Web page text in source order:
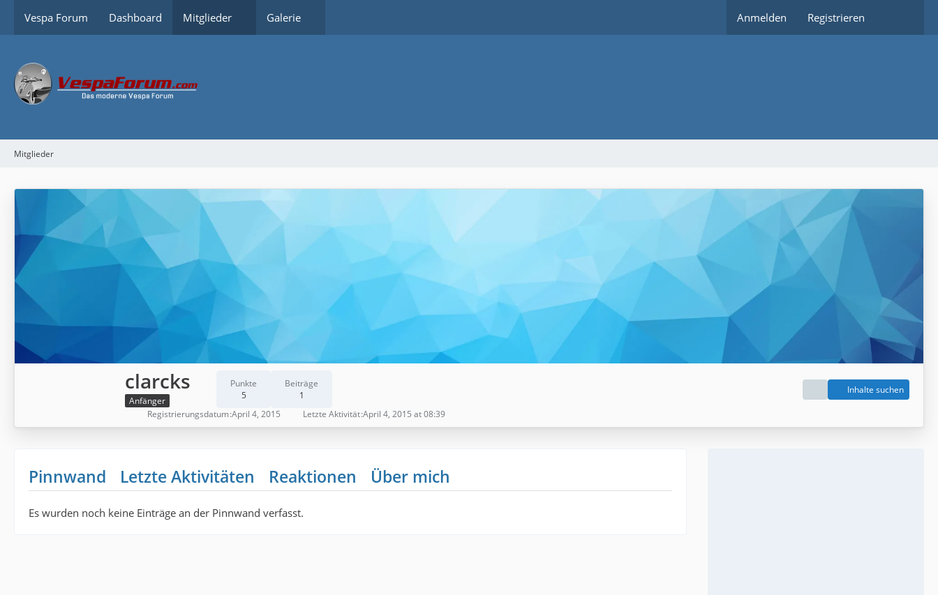
Vespa Forum Dashboard Mitglieder Galerie Anmelden Registrieren
Mitglieder
clarcks
Anfänger
Punkte
5
Beiträge
1
Inhalte suchen
Registrierungsdatum April 4, 2015 Letzte Aktivität April 4, 2015 at 08:39
Pinnwand Letzte Aktivitäten Reaktionen Über mich
Es wurden noch keine Einträge an der Pinnwand verfasst.